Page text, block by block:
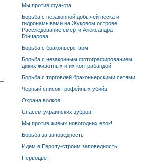
Мы против фуа-гра
Борьба с незаконной добычей песка и
гидронамывами на Жуковом острове.
Расследование смерти Александра
Гончарова
Борьба с браконьерством
Борьба с незаконным фотографированием
диких животных и их контрабандой
Борьба с торговлей браконьерскими сетями
Черный список трофейных убийц
Охрана волков
Спасем украинских зубров!
Мы против живых новогодних елок!
Борьба за заповедность
Идем в Европу-строим заповедность
Первоцвет